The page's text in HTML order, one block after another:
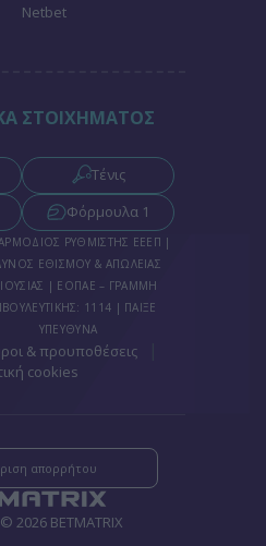
Netbet
ΣΤΟΙΧΗΜΑΤΟΣ
Τένις
Φόρμουλα 1
ΡΥΘΜΙΣΤΗΣ ΕΕΕΠ |
ΕΘΙΣΜΟΥ & ΑΠΩΛΕΙΑΣ
| ΕΟΠΑΕ – ΓΡΑΜΜΗ
1114 | ΠΑΙΞΕ
ΥΠΕΥΘΥΝΑ
& προυποθέσεις
cookies
2026 BETMATRIX
απορρήτου